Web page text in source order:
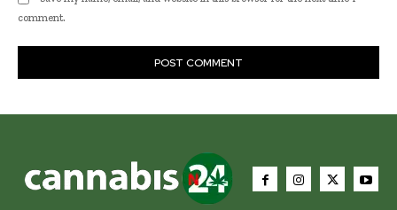
comment.